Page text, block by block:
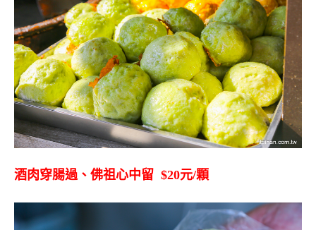
酒肉穿腸過、佛祖心中留 $20元/顆